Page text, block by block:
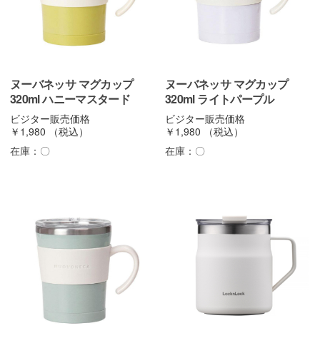
ヌーバネッサ マグカップ
320ml ハニーマスタード
ビジター販売価格
￥1,980
（税込）
在庫： 〇
ヌーバネッサ マグカップ
320ml ライトパープル
ビジター販売価格
￥1,980
（税込）
在庫： 〇